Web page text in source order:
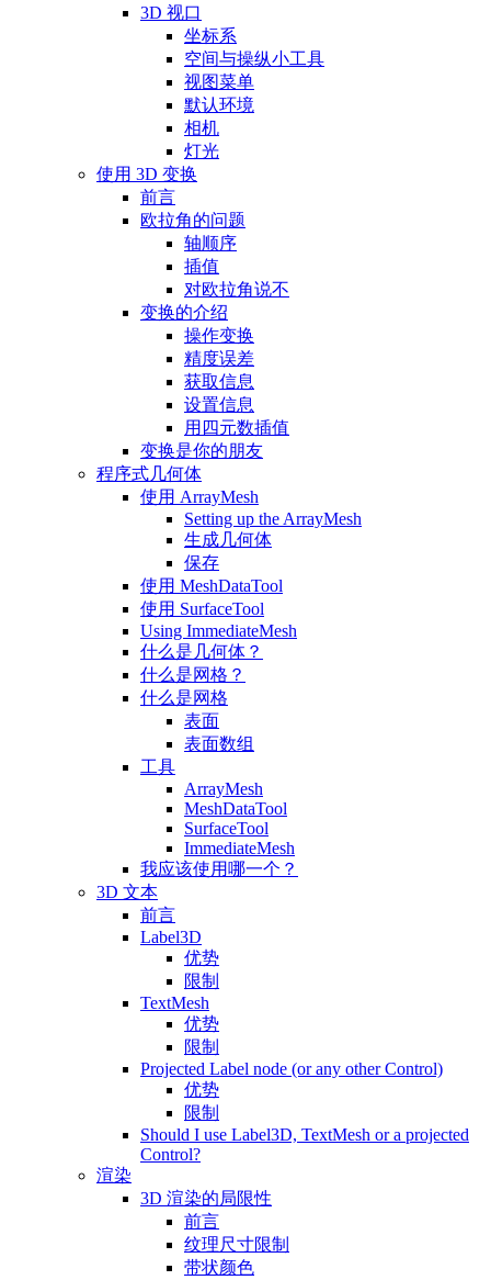
3D 视口
坐标系
空间与操纵小工具
视图菜单
默认环境
相机
灯光
使用 3D 变换
前言
欧拉角的问题
轴顺序
插值
对欧拉角说不
变换的介绍
操作变换
精度误差
获取信息
设置信息
用四元数插值
变换是你的朋友
程序式几何体
使用 ArrayMesh
Setting up the ArrayMesh
生成几何体
保存
使用 MeshDataTool
使用 SurfaceTool
Using ImmediateMesh
什么是几何体？
什么是网格？
什么是网格
表面
表面数组
工具
ArrayMesh
MeshDataTool
SurfaceTool
ImmediateMesh
我应该使用哪一个？
3D 文本
前言
Label3D
优势
限制
TextMesh
优势
限制
Projected Label node (or any other Control)
优势
限制
Should I use Label3D, TextMesh or a projected
Control?
渲染
3D 渲染的局限性
前言
纹理尺寸限制
带状颜色